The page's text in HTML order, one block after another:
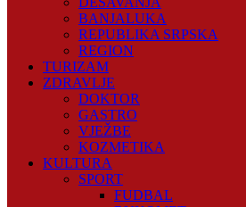
BANJALUKA
REPUBLIKA SRPSKA
REGION
TURIZAM
ZDRAVLJE
DOKTOR
GASTRO
VJEŽBE
KOZMETIKA
KULTURA
SPORT
FUDBAL